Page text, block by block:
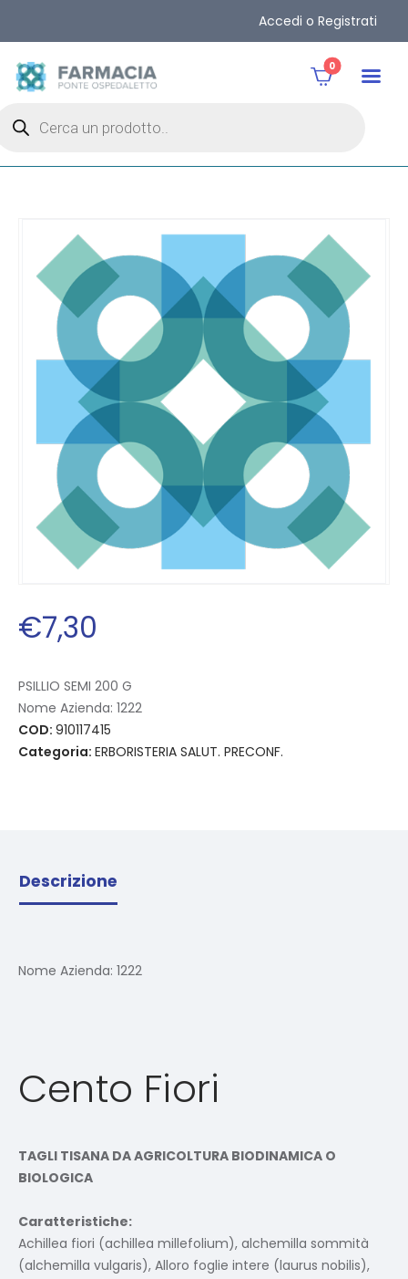
Accedi o Registrati
0
€7,30
PSILLIO SEMI 200 G
Nome Azienda: 1222
COD: 910117415
Categoria: ERBORISTERIA SALUT. PRECONF.
Descrizione
Nome Azienda: 1222
Cento Fiori
TAGLI TISANA DA AGRICOLTURA BIODINAMICA O
BIOLOGICA
Caratteristiche:
Achillea fiori (achillea millefolium), alchemilla sommità
(alchemilla vulgaris), Alloro foglie intere (laurus nobilis),